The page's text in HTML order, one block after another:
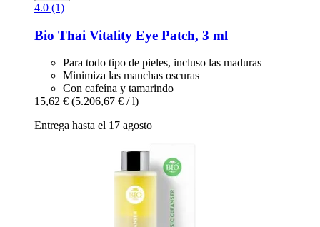
4.0 (1)
Bio Thai Vitality Eye Patch, 3 ml
Para todo tipo de pieles, incluso las maduras
Minimiza las manchas oscuras
Con cafeína y tamarindo
15,62 € (5.206,67 € / l)
Entrega hasta el 17 agosto